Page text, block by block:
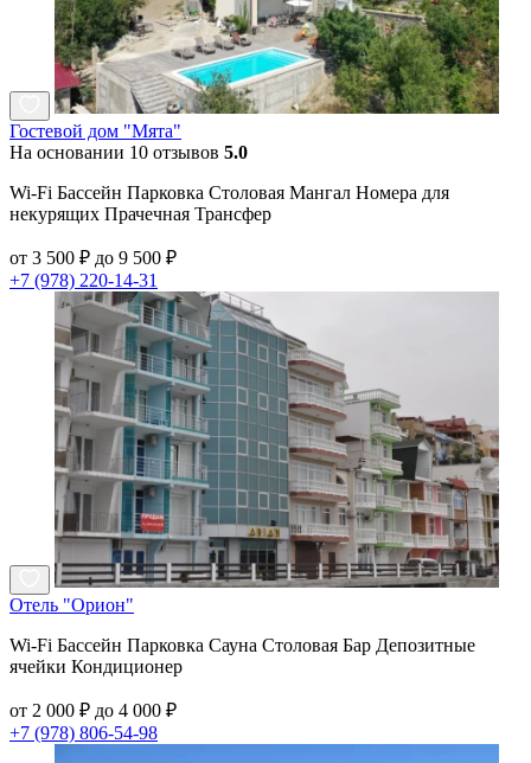
Гостевой дом "Мята"
На основании 10 отзывов 5.0
Wi-Fi Бассейн Парковка Столовая Мангал Номера для
некурящих Прачечная Трансфер
от 3 500 ₽ до 9 500 ₽
+7 (978) 220-14-31
Отель "Орион"
Wi-Fi Бассейн Парковка Сауна Столовая Бар Депозитные
ячейки Кондиционер
от 2 000 ₽ до 4 000 ₽
+7 (978) 806-54-98